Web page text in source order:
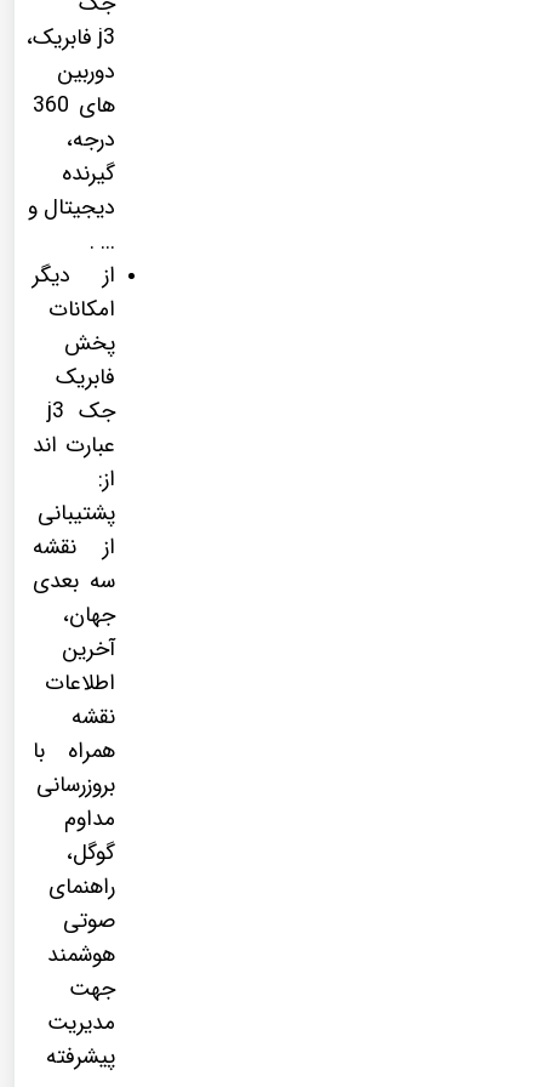
j3 فابریک،
دوربین
های 360
درجه،
گیرنده
دیجیتال و
... .
از دیگر
امکانات
پخش
فابریک
جک j3
عبارت اند
از:
پشتیبانی
از نقشه
سه بعدی
جهان،
آخرین
اطلاعات
نقشه
همراه با
بروزرسانی
مداوم
گوگل،
راهنمای
صوتی
هوشمند
جهت
مدیریت
پیشرفته